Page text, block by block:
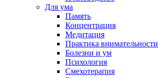
Для ума
Память
Концентрация
Медитация
Практика внимательности
Болезни и ум
Психология
Смехотерапия